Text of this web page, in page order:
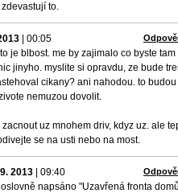
to.
00:05
je blbost. me by zajimalo co byste tam
jinyho. myslite si opravdu, ze bude
cikany? ani nahodou. to budou
nemuzou dovolit.
uz mnohem driv, kdyz uz. ale
se na usti nebo na most.
2013 09:40
napsáno "Uzavřená fronta